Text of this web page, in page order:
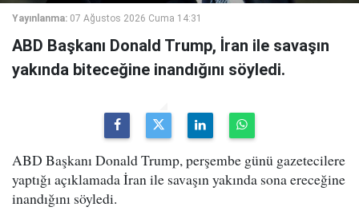
Yayınlanma: 07 Ağustos 2026 Cuma 14:31
ABD Başkanı Donald Trump, İran ile savaşın
yakında biteceğine inandığını söyledi.
ABD Başkanı Donald Trump, perşembe günü gazetecilere
yaptığı açıklamada İran ile savaşın yakında sona ereceğine
inandığını söyledi.